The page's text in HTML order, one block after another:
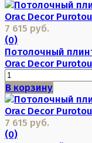
7 615 руб.
(0)
Потолочный
Orac Decor
В корзину
7 615 руб.
(0)